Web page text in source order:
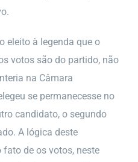
eleito à legenda que o
votos são do partido, não
na Câmara
se permanecesse no
candidato, o segundo
A lógica deste
fato de os votos, neste